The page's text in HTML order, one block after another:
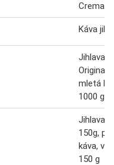
Crema
Káva
Original
mletá
1000 g
150g,
káva,
150 g